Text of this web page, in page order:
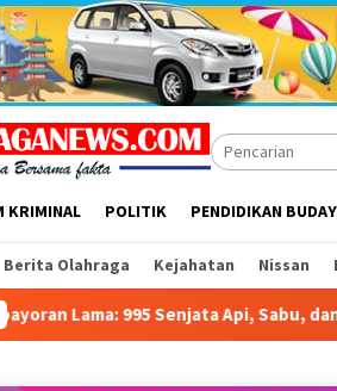
KRIMINAL POLITIK PENDIDIKAN
Berita Olahraga Kejahatan Nissan
Api, Sabu, dan VCD Porno Ditemukan!